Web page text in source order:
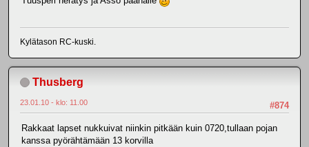
Kylätason RC-kuski.
Thusberg
#874
23.01.10 - klo: 11.00
Rakkaat lapset nukkuivat niinkin pitkään kuin 0720,tullaan pojan
kanssa pyörähtämään 13 korvilla